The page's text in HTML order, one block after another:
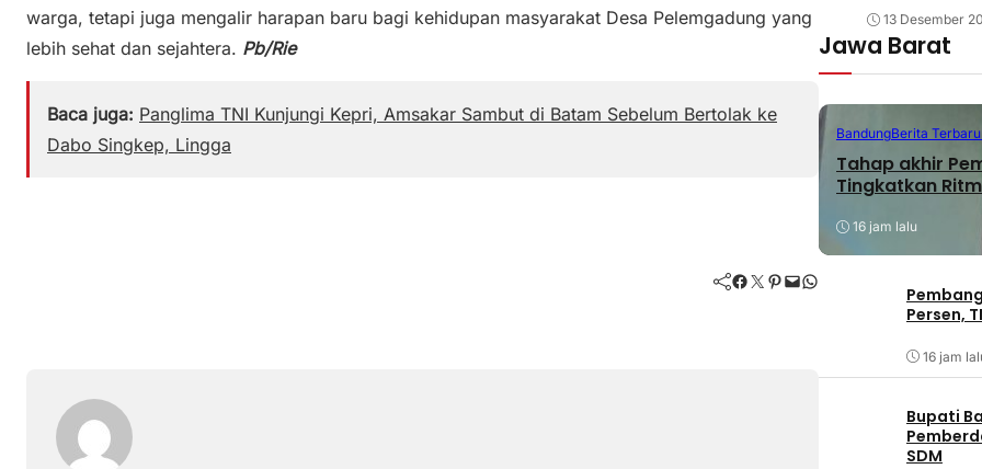
warga, tetapi juga mengalir harapan baru bagi kehidupan masyarakat Desa Pelemgadung yang
lebih sehat dan sejahtera. Pb/Rie
Baca juga: Panglima TNI Kunjungi Kepri, Amsakar Sambut di Batam Sebelum Bertolak ke
Dabo Singkep, Lingga
Facebook Twitter Pinterest Mail WhatsApp
13 Desember
Jawa Barat
BandungBerita Terbaru
Tahap akhir
Tingkatkan
16 jam lalu
Persen,
16 jam
Bupati
SDM